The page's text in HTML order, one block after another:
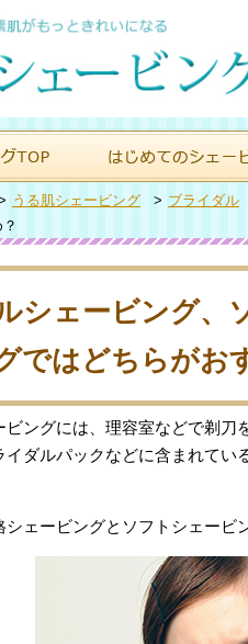
うる肌シェービング > ブライダル
シェービング、
ではどちらがお
ビングには、理容室などで剃刀
イダルパックなどに含まれてい
シェービングとソフトシェービ